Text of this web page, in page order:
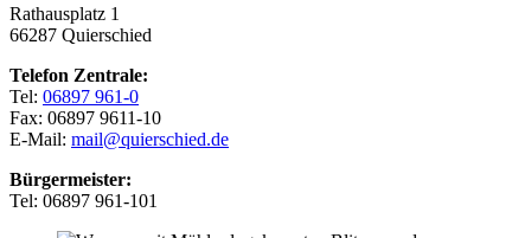
Rathausplatz 1
66287 Quierschied
Telefon Zentrale:
Tel: 06897 961-0
Fax: 06897 9611-10
E-Mail: mail@quierschied.de
Bürgermeister:
Tel: 06897 961-101